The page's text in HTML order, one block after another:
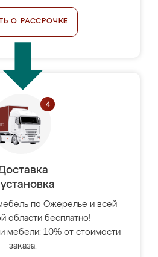
О РАССРОЧКЕ
по Ожерелье и всей
области бесплатно!
мебели: 10% от стоимости
заказа.